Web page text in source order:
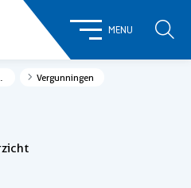
MENU
Vergunningen